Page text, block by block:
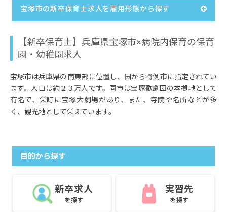
宝塚市の新卒保育士求人を雇用形態から探す
【新卒保育士】兵庫県宝塚市×病院内保育の保育
園・幼稚園求人
宝塚市は兵庫県の南東部に位置し、国から特例市に指定されてい
ます。人口は約２３万人です。同市は宝塚歌劇団の本拠地として
有名で、栄町に宝塚大劇場があり、また、寺院や名所などが多
く、観光地として栄えています。
目的から探す
新卒求人
を探す
実習先
を探す